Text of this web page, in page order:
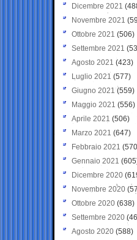
Dicembre 2021
Novembre 2021
Ottobre 2021 (506)
Settembre 2021
Agosto 2021 (423)
Luglio 2021 (577)
Giugno 2021(559)
Maggio 2021 (556)
Aprile 2021 (506)
Marzo 2021 (647)
Febbraio 2021
Gennaio 2021
Dicembre 2020
Novembre 2020
Ottobre 2020 (638)
Settembre 2020
Agosto 2020 (588)